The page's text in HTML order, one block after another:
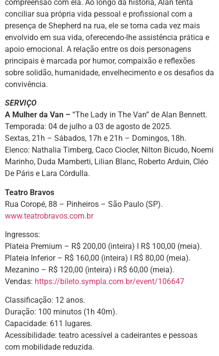
compreensão com ela. Ao longo da história, Alan tenta
conciliar sua própria vida pessoal e profissional com a
presença de Shepherd na rua, ele se torna cada vez mais
envolvido em sua vida, oferecendo-lhe assistência prática e
apoio emocional. A relação entre os dois personagens
principais é marcada por humor, compaixão e reflexões
sobre solidão, humanidade, envelhecimento e os desafios da
convivência.
SERVIÇO
A Mulher da Van – “The Lady in The Van” de Alan Bennett.
Temporada: 04 de julho a 03 de agosto de 2025.
Sextas, 21h – Sábados, 17h e 21h – Domingos, 18h.
Elenco: Nathalia Timberg, Caco Ciocler, Nilton Bicudo, Noemi
Marinho, Duda Mamberti, Lilian Blanc, Roberto Arduin, Cléo
De Páris e Lara Córdulla.
Teatro Bravos
Rua Coropé, 88 – Pinheiros – São Paulo (SP).
www.teatrobravos.com.br
Ingressos:
Plateia Premium – R$ 200,00 (inteira) I R$ 100,00 (meia).
Plateia Inferior – R$ 160,00 (inteira) I R$ 80,00 (meia).
Mezanino – R$ 120,00 (inteira) i R$ 60,00 (meia).
Vendas: https://bileto.sympla.com.br/event/106647
Classificação: 12 anos.
Duração: 100 minutos (1h 40m).
Capacidade: 611 lugares.
Acessibilidade: teatro acessível a cadeirantes e pessoas
com mobilidade reduzida.